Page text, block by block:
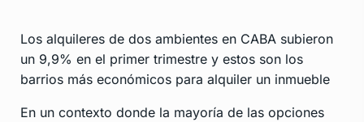
Los alquileres de dos ambientes en CABA subieron
un 9,9% en el primer trimestre y estos son los
barrios más económicos para alquiler un inmueble
En un contexto donde la mayoría de las opciones